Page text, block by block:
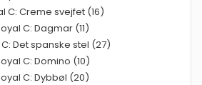
C: Creme svejfet (16)
C: Dagmar (11)
Det spanske stel (27)
C: Domino (10)
C: Dybbøl (20)